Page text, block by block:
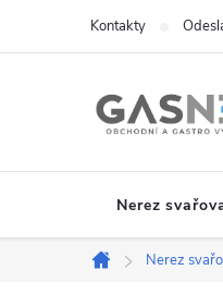
Kontakty
Nerez
Domů
Nerez